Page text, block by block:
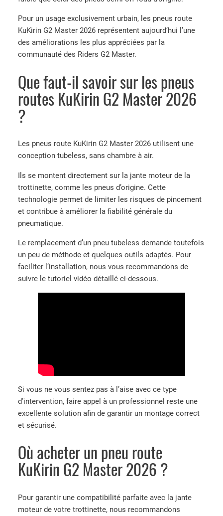
Pour un usage exclusivement urbain, les pneus route
KuKirin G2 Master 2026 représentent aujourd’hui l’une
des améliorations les plus appréciées par la
communauté des Riders G2 Master.
Que faut-il savoir sur les pneus
routes KuKirin G2 Master 2026
?
Les pneus route KuKirin G2 Master 2026 utilisent une
conception tubeless, sans chambre à air.
Ils se montent directement sur la jante moteur de la
trottinette, comme les pneus d’origine. Cette
technologie permet de limiter les risques de pincement
et contribue à améliorer la fiabilité générale du
pneumatique.
Le remplacement d’un pneu tubeless demande toutefois
un peu de méthode et quelques outils adaptés. Pour
faciliter l’installation, nous vous recommandons de
suivre le tutoriel vidéo détaillé ci-dessous.
Si vous ne vous sentez pas à l’aise avec ce type
d’intervention, faire appel à un professionnel reste une
excellente solution afin de garantir un montage correct
et sécurisé.
Où acheter un pneu route
KuKirin G2 Master 2026 ?
Pour garantir une compatibilité parfaite avec la jante
moteur de votre trottinette, nous recommandons